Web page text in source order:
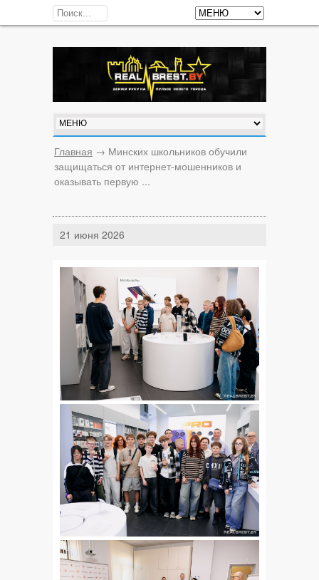
Главная → Минских школьников обучили
защищаться от интернет-мошенников и
оказывать первую ...
21 июня 2026